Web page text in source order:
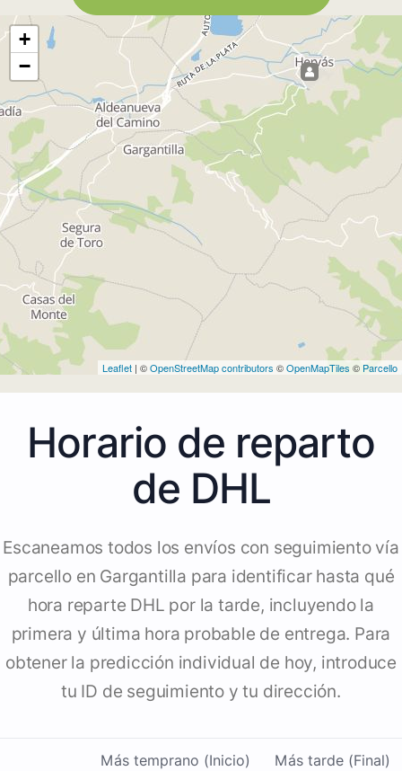
+
−
Leaflet | ©OpenStreetMap contributors ©OpenMapTiles © Parcello
Horario de reparto
de DHL
Escaneamos todos los envíos con seguimiento vía
parcello en Gargantilla para identificar hasta qué
hora reparte DHL por la tarde, incluyendo la
primera y última hora probable de entrega. Para
obtener la predicción individual de hoy, introduce
tu ID de seguimiento y tu dirección.
Más temprano (Inicio) Más tarde (Final)